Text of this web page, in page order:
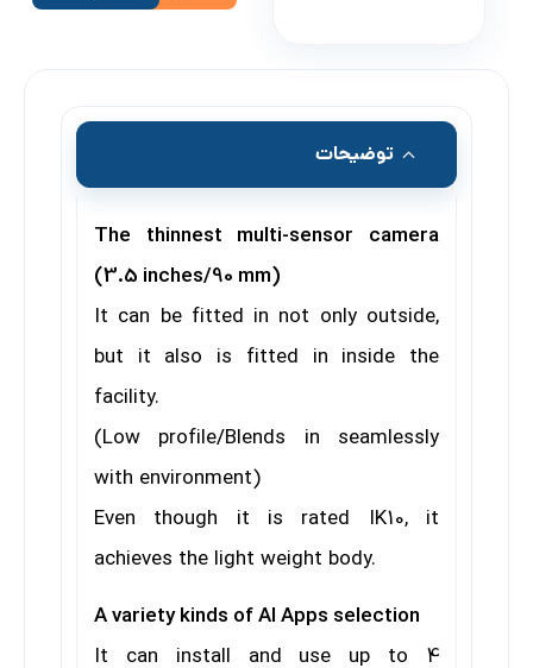
توضیحات
The thinnest multi-sensor camera
(3.5 inches/90 mm)
It can be fitted in not only outside,
but it also is fitted in inside the
facility.
(Low profile/Blends in seamlessly
with environment)
Even though it is rated IK10, it
achieves the light weight body.
A variety kinds of AI Apps selection
It can install and use up to 4